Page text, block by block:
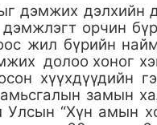
дэмжих дэлхийн
дэмжлэгт орчин
жил бүрийн
долоо хоног
хүүхдүүдийн
замын
Улсын “Хүн амын